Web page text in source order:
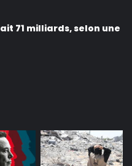
71 milliards, selon une